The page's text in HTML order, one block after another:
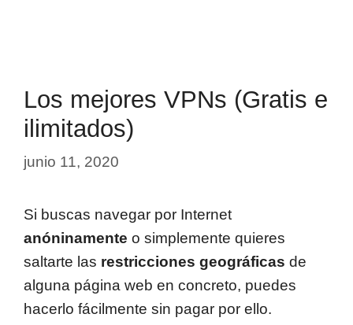
Los mejores VPNs (Gratis e
ilimitados)
junio 11, 2020
Si buscas navegar por Internet
anóninamente o simplemente quieres
saltarte las restricciones geográficas de
alguna página web en concreto, puedes
hacerlo fácilmente sin pagar por ello.